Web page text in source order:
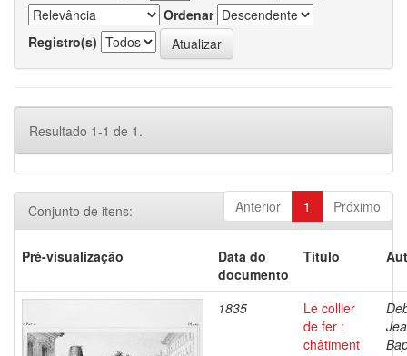
Ordenar
Registro(s)
Resultado 1-1 de 1.
Anterior 1 Próximo
Conjunto de itens:
Pré-visualização
Data do
documento
Título
1835
Le collier
de fer :
châtiment